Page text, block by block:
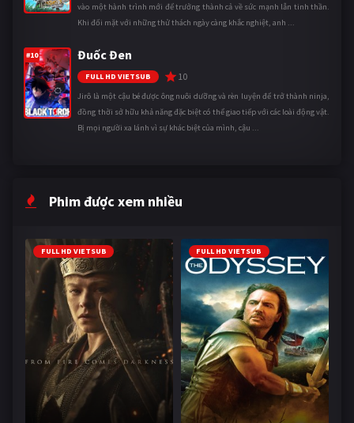
vào một hành trình mới để trưởng thành cả về sức mạnh lẫn tinh thần.
Khi đối mặt với những thử thách ngày càng khắc nghiệt, anh ...
#10 Đuốc Đen
FULL HD VIETSUB 10
Jirô là một cậu bé được ông nuôi dưỡng và rèn luyện để trở thành ninja,
đồng thời sở hữu khả năng đặc biệt có thể giao tiếp với các loài động vật.
Bị mọi người xa lánh vì sự khác biệt của mình, cậu ...
Phim được xem nhiều
FULL HD VIETSUB FULL HD VIETSUB